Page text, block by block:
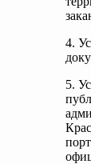
4.
5.